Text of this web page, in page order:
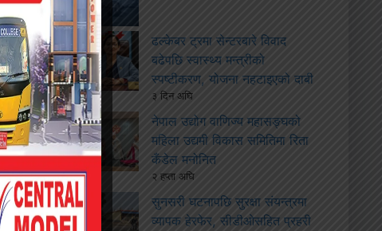
ढल्केबर ट्रमा सेन्टरबारे विवाद
बढेपछि स्वास्थ्य मन्त्रीको
स्पष्टीकरण, योजना नहटाइएको दाबी
३ दिन अघि
नेपाल उद्योग वाणिज्य महासङ्घको
महिला उद्यमी विकास समितिमा रिता
कँडेल मनोनित
२ हप्ता अघि
सुनसरी घटनापछि सुरक्षा संयन्त्रमा
व्यापक हेरफेर, सीडीओसहित प्रहरी